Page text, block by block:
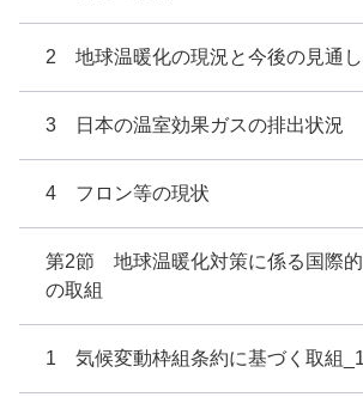
2 地球温暖化の現況と今後の見通し
3 日本の温室効果ガスの排出状況
4 フロン等の現状
第2節 地球温暖化対策に係る国際
の取組
1 気候変動枠組条約に基づく取組_1